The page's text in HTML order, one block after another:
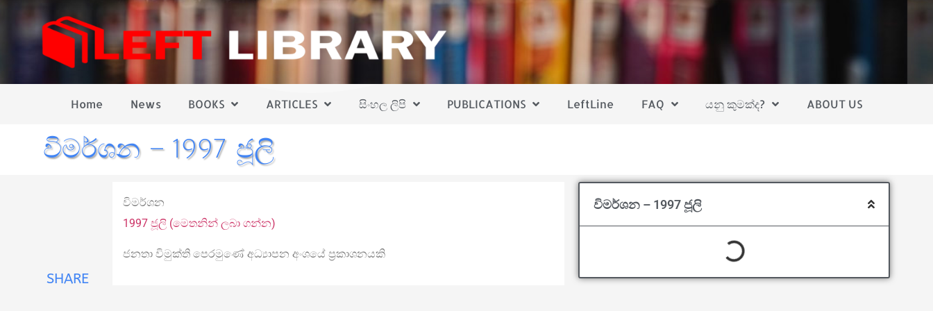
Home News BOOKS ARTICLES සිංහල ලිපි PUBLICATIONS LeftLine FAQ යනු කුමක්ද? ABOUT US
විමර්ශන – 1997 ජූලි
SHARE
විමර්ශන
1997 ජූලි (මෙතනින් ලබා ගන්න)
ජනතා විමුක්ති පෙරමුණේ අධ්‍යාපන අංශයේ ප්‍රකාශනයකි
විමර්ශන – 1997 ජූලි